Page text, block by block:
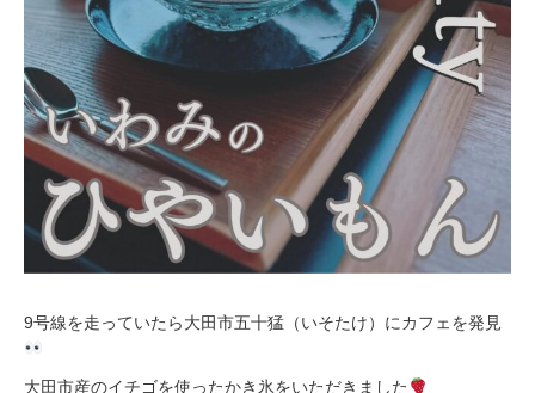
9号線を走っていたら大田市五十猛（いそたけ）にカフェを発見
大田市産のイチゴを使ったかき氷をいただきました